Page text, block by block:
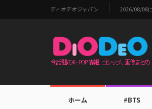
ディオデオジャパン 2026/08/08(
ホーム #BTS